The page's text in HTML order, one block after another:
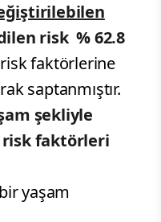
risk % 62.8
faktörlerine
saptanmıştır.
şekliyle
faktörleri
yaşam